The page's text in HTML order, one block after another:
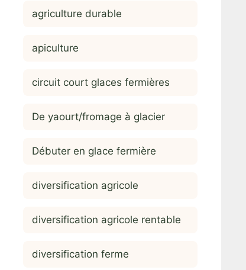
agriculture durable
apiculture
circuit court glaces fermières
De yaourt/fromage à glacier
Débuter en glace fermière
diversification agricole
diversification agricole rentable
diversification ferme